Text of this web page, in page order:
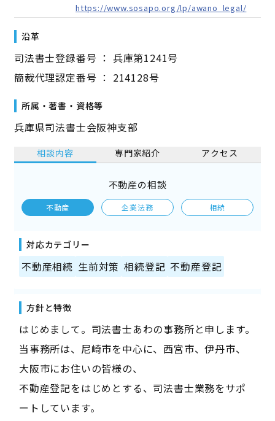
https://www.sosapo.org/lp/awano_legal/
沿革
司法書士登録番号 ： 兵庫第1241号
簡裁代理認定番号 ： 214128号
所属・著書・資格等
兵庫県司法書士会阪神支部
相談内容 専門家紹介 アクセス
不動産の相談
不動産 企業法務 相続
対応カテゴリー
不動産相続 生前対策 相続登記 不動産登記
方針と特徴
はじめまして。司法書士あわの事務所と申します。
当事務所は、尼崎市を中心に、西宮市、伊丹市、
大阪市にお住いの皆様の、
不動産登記をはじめとする、司法書士業務をサポ
ートしています。